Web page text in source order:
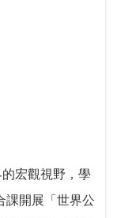
宏觀視野，學
課開展「世界公